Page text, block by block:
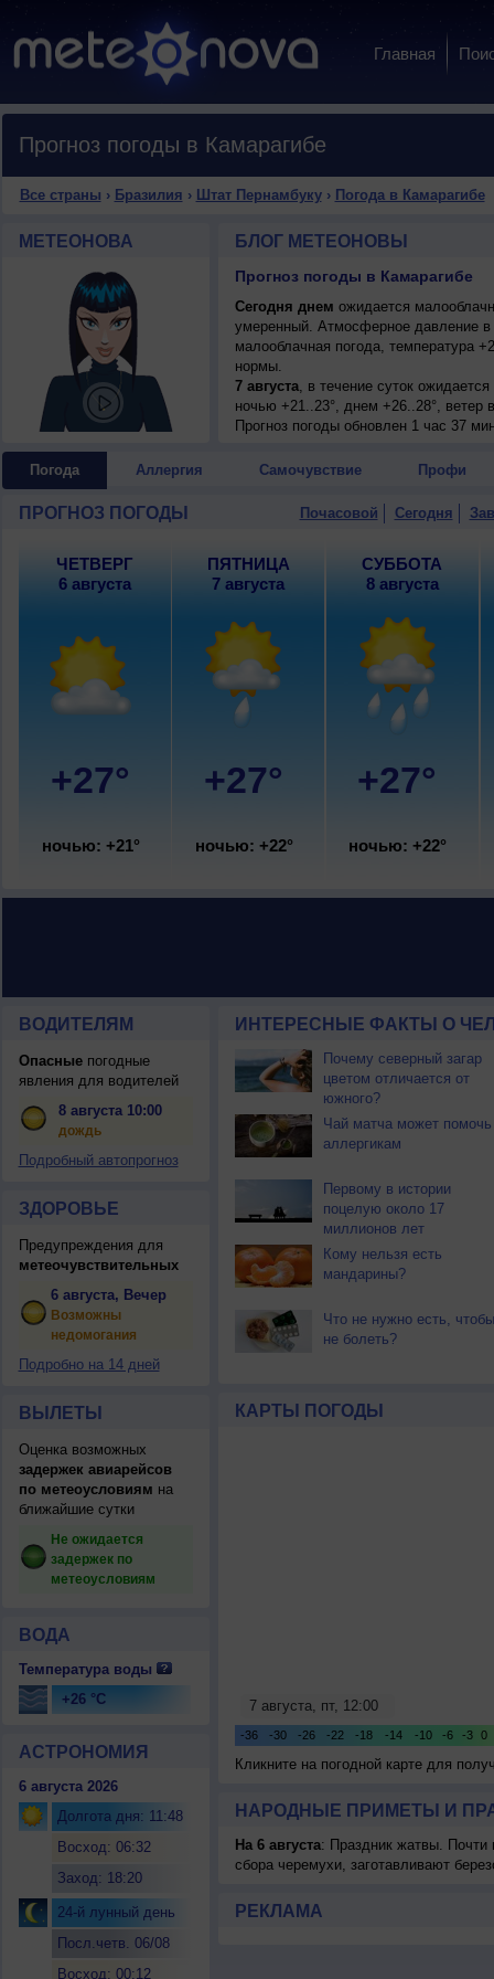
Главная
Прогноз погоды в Камарагибе
Все страны › Бразилия › Штат Пернамбуку› Погода в Камарагибе
МЕТЕОНОВА БЛОГ МЕТЕОНОВЫ
Прогноз погоды в Камарагибе
Сегодня днем ожидается
умеренный. Атмосферное давление
малооблачная погода, температура
нормы.
7 августа, в течение суток
ночью +21..23°, днем +26..28°, ветер
8 августа, ожидается малооблачная
9 августа, в течение суток
10 августа, ожидается
днем +25..27°, ветер юго-восточный,
Прогноз погоды обновлен 1 час 37
Погода Аллергия Самочувствие Профи
ПРОГНОЗ ПОГОДЫ Почасовой Сегодня
ЧЕТВЕРГ
6 августа
+27°
ночью: +21°
ПЯТНИЦА
7 августа
+27°
ночью: +22°
СУББОТА
8 августа
+27°
ночью: +22°
ВОДИТЕЛЯМ
Опасныепогодные
явления для водителей
8 августа 10:00
дождь
Подробный автопрогноз
ЗДОРОВЬЕ
Предупреждения для
метеочувствительных
6 августа, Вечер
Возможны
недомогания
Подробно на 14 дней
ВЫЛЕТЫ
Оценка возможных
задержек авиарейсов
по метеоусловиям на
ближайшие сутки
Не ожидается
задержек по
метеоусловиям
ВОДА
Температура воды
+26 °C
АСТРОНОМИЯ
6 августа 2026
Долгота дня: 11:48
Восход: 06:32
Заход: 18:20
24-й лунный день
Посл.четв. 06/08
Восход: 00:12
ИНТЕРЕСНЫЕ ФАКТЫ О
Почему северный загар
цветом отличается от
южного?
Чай матча может помочь
аллергикам
Первому в истории
поцелую около 17
миллионов лет
Кому нельзя есть
мандарины?
Что не нужно есть, чтобы
не болеть?
КАРТЫ ПОГОДЫ
Кликните на погодной карте для
НАРОДНЫЕ ПРИМЕТЫ И
На 6 августа: Праздник жатвы. Почти
сбора черемухи, заготавливают
РЕКЛАМА